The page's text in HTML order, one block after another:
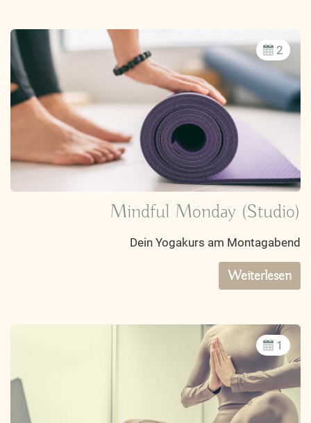
2
Mindful Monday (Studio)
Dein Yogakurs am Montagabend
Weiterlesen
1